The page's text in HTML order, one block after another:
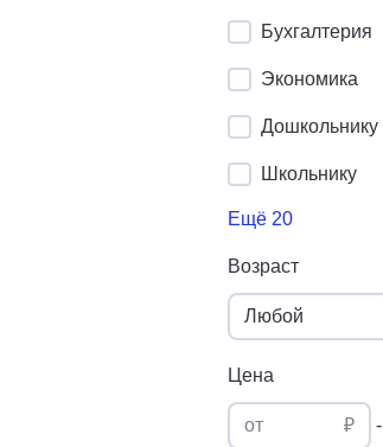
Бухгалтерия
Экономика
Дошкольнику
Школьнику
Ещё 20
Возраст
Любой
Цена
от ₽ -